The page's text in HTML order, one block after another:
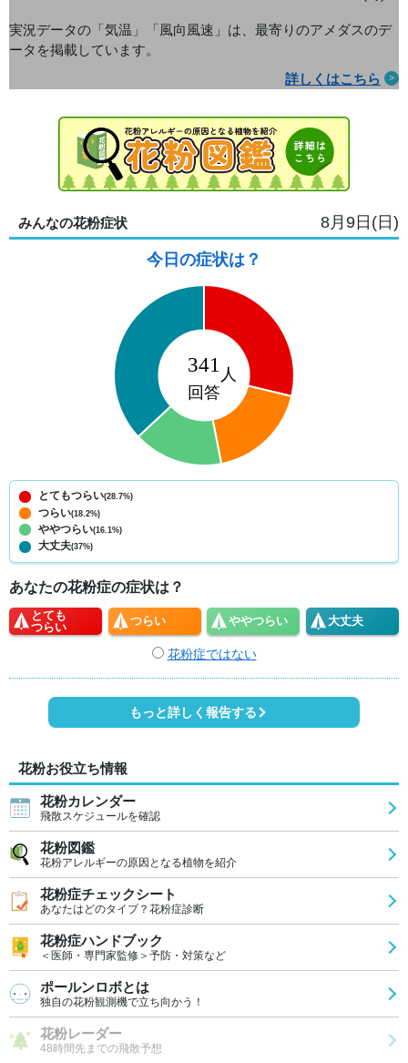
実況データの「気温」「風向風速」は、最寄りのアメダスのデ
ータを掲載しています。
詳しくはこちら
みんなの花粉症状 8月9日(日)
今日の症状は？
とてもつらい(28.7%)
つらい(18.2%)
ややつらい(16.1%)
大丈夫(37%)
あなたの花粉症の症状は？
とても
つらい
つらい ややつらい 大丈夫
花粉症ではない
もっと詳しく報告する
花粉お役立ち情報
花粉カレンダー
飛散スケジュールを確認
花粉図鑑
花粉アレルギーの原因となる植物を紹介
花粉症チェックシート
あなたはどのタイプ？花粉症診断
花粉症ハンドブック
＜医師・専門家監修＞予防・対策など
ポールンロボとは
独自の花粉観測機で立ち向かう！
花粉レーダー
48時間先までの飛散予想